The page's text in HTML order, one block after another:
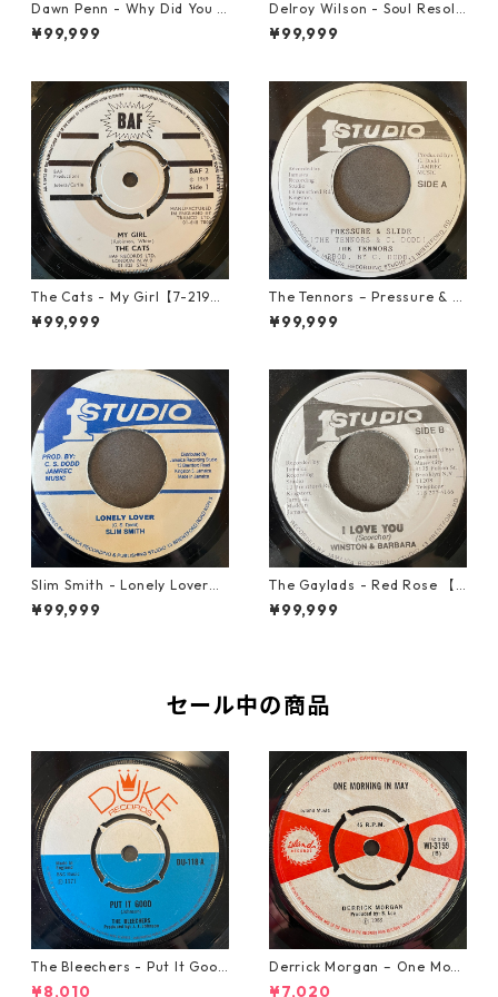
Dawn Penn - Why Did You Li
e【7-21938】
¥99,999
Delroy Wilson - Soul Resolu
tion【7-21935】
¥99,999
The Cats - My Girl【7-2190
6】
¥99,999
The Tennors – Pressure & Sl
ide【7-21952】
¥99,999
Slim Smith - Lonely Lover
【7-21921】
¥99,999
The Gaylads - Red Rose 【7
-21853】
¥99,999
セール中の商品
The Bleechers - Put It Good
【7-21637】
¥8,010
Derrick Morgan – One Morn
ing In May【7-21653】
¥7,020